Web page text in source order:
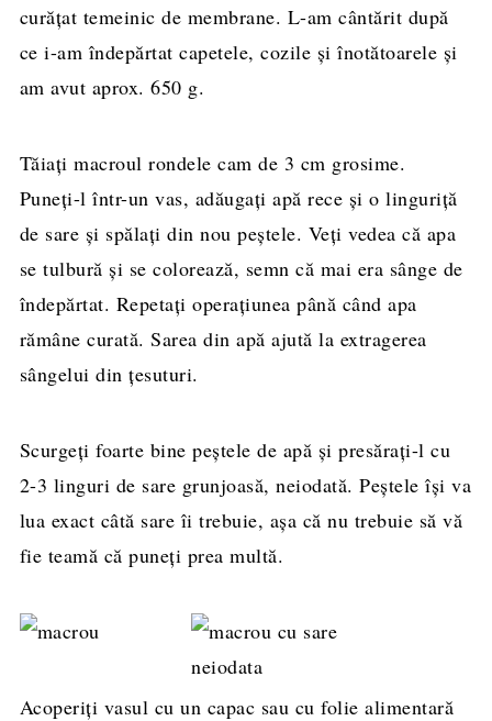
curățat temeinic de membrane. L-am cântărit după
ce i-am îndepărtat capetele, cozile și înotătoarele și
am avut aprox. 650 g.
Tăiați macroul rondele cam de 3 cm grosime.
Puneți-l într-un vas, adăugați apă rece și o linguriță
de sare și spălați din nou peștele. Veți vedea că apa
se tulbură și se colorează, semn că mai era sânge de
îndepărtat. Repetați operațiunea până când apa
rămâne curată. Sarea din apă ajută la extragerea
sângelui din țesuturi.
Scurgeți foarte bine peștele de apă și presărați-l cu
2-3 linguri de sare grunjoasă, neiodată. Peștele își va
lua exact câtă sare îi trebuie, așa că nu trebuie să vă
fie teamă că puneți prea multă.
Acoperiți vasul cu un capac sau cu folie alimentară